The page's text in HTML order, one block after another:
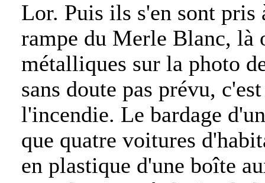
Lor. Puis ils s'en sont pris
rampe du Merle Blanc, là
métalliques sur la photo
sans doute pas prévu,
l'incendie. Le bardage
que quatre voitures
en plastique d'une boîte